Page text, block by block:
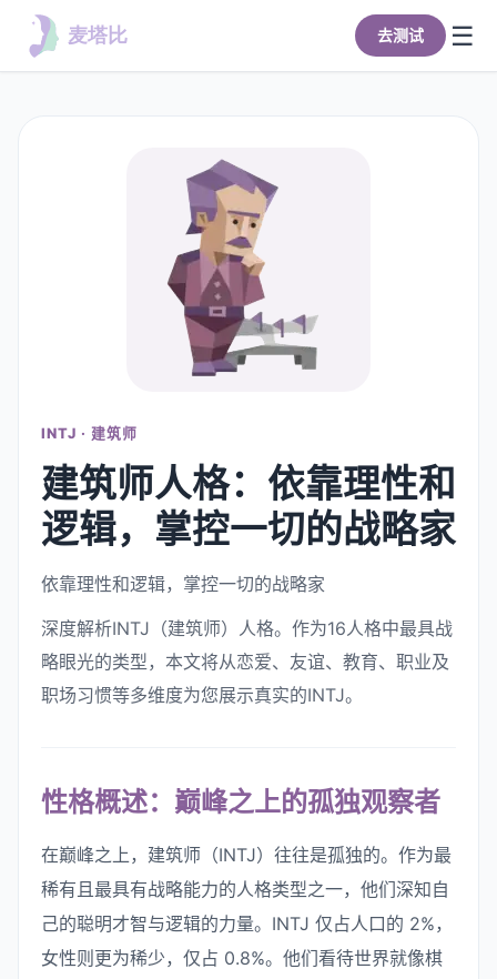
去测试 ☰
INTJ · 建筑师
建筑师人格：依靠理性和
逻辑，掌控一切的战略家
依靠理性和逻辑，掌控一切的战略家
深度解析INTJ（建筑师）人格。作为16人格中最具战
略眼光的类型，本文将从恋爱、友谊、教育、职业及
职场习惯等多维度为您展示真实的INTJ。
性格概述：巅峰之上的孤独观察者
在巅峰之上，建筑师（INTJ）往往是孤独的。作为最
稀有且最具有战略能力的人格类型之一，他们深知自
己的聪明才智与逻辑的力量。INTJ 仅占人口的 2%，
女性则更为稀少，仅占 0.8%。他们看待世界就像棋